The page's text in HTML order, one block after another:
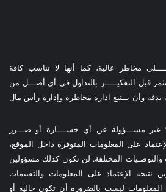
مخاطر عالية، كما أنها لا تناسب كافة
قبل التفكيـــــر بالتداول في أي أصـــل من
بدقة وأن يــتبع ادارة مخاطرة وإدارة رأس مال
غير مســـؤولة عن أي خســــارة أو ضـــرر
على المعلومات المتوفرة داخل الموقع،
والتوصـيات المختلفة. لن نكون كذلك مسؤولين
الإعتماد على المعلومات والتقييمات
ليست بالضرورة أن تكون حالية أو